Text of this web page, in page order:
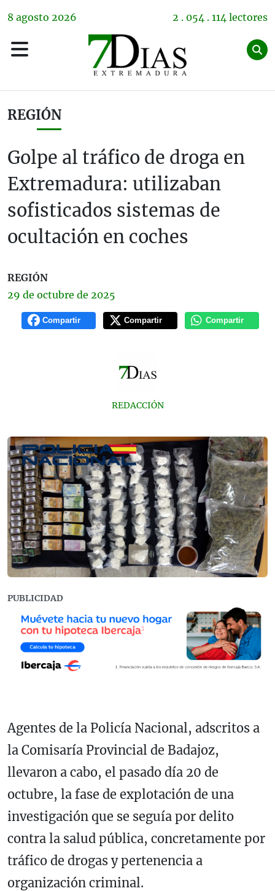
8 agosto 2026 2 . 054 . 114 lectores
REGIÓN
Golpe al tráfico de droga en
Extremadura: utilizaban
sofisticados sistemas de
ocultación en coches
REGIÓN
29 de octubre de 2025
Compartir Compartir Compartir
REDACCIÓN
PUBLICIDAD
Agentes de la Policía Nacional, adscritos a
la Comisaría Provincial de Badajoz,
llevaron a cabo, el pasado día 20 de
octubre, la fase de explotación de una
investigación que se seguía por delito
contra la salud pública, concretamente por
tráfico de drogas y pertenencia a
organización criminal.